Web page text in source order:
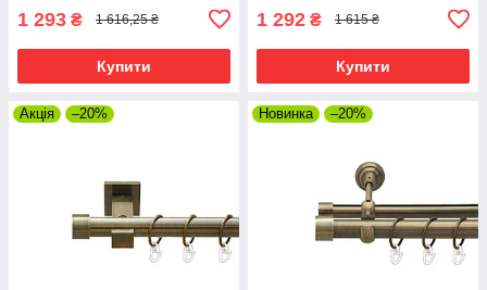
1 293 ₴ 1 616,25 ₴
Купити
1 292 ₴ 1 615 ₴
Купити
Акція –20% Новинка –20%